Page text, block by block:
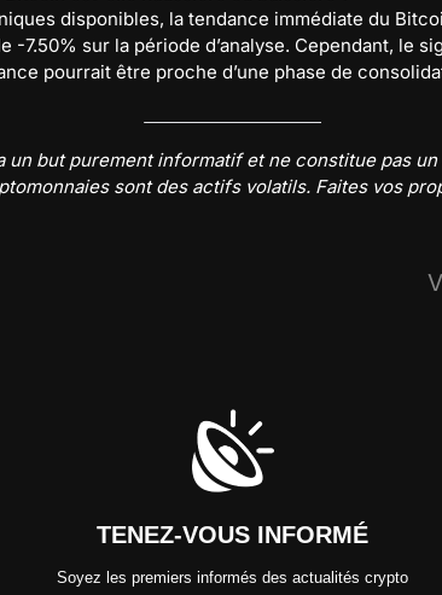
disponibles, la tendance immédiate du
-7.50% sur la période d’analyse. Cependant, le
pourrait être proche d’une phase de
un but purement informatif et ne constitue pas
sont des actifs volatils. Faites vos
TENEZ-VOUS INFORMÉ
Soyez les premiers informés des actualités crypto